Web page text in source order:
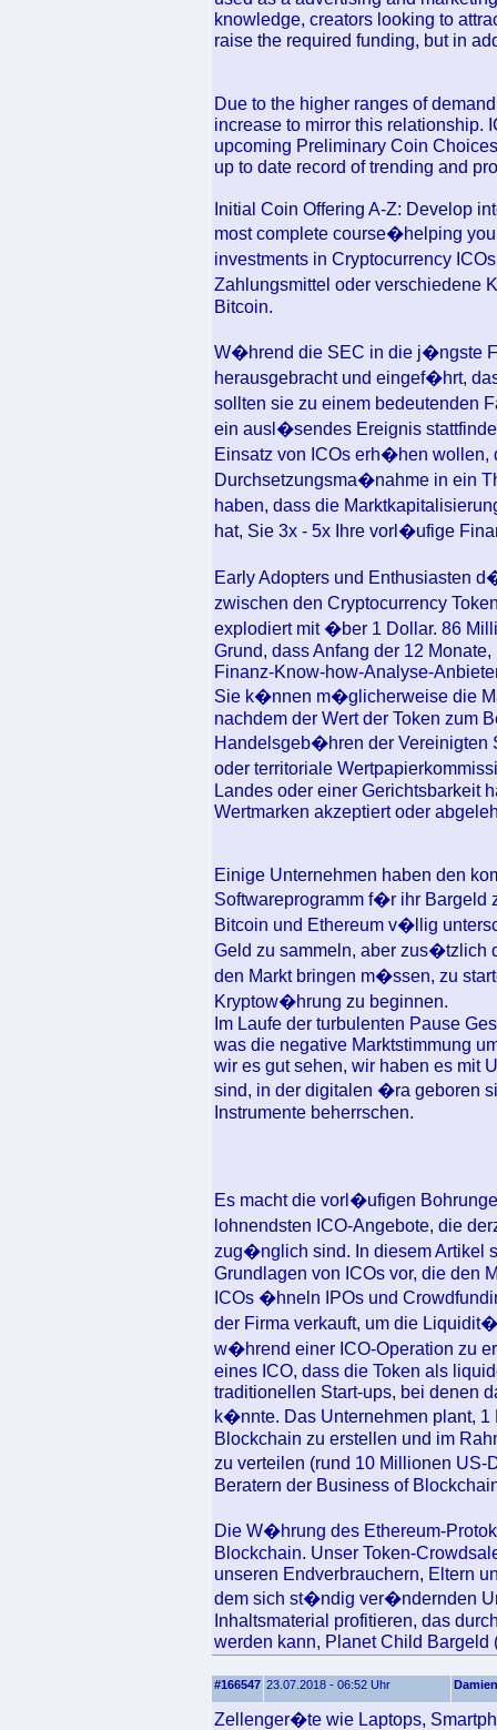
knowledge, creators looking to
raise the required funding, but in
Due to the higher ranges of
increase to mirror this relationship.
upcoming Preliminary Coin
up to date record of trending and
Initial Coin Offering A-Z: Develop
most complete course�helping
investments in Cryptocurrency
Zahlungsmittel oder verschiedene
Bitcoin.
W�hrend die SEC in die j�ngste
herausgebracht und eingef�hrt,
sollten sie zu einem bedeutenden
ein ausl�sendes Ereignis
Einsatz von ICOs erh�hen wollen,
Durchsetzungsma�nahme in ein
haben, dass die
hat, Sie 3x - 5x Ihre vorl�ufige
Early Adopters und Enthusiasten
zwischen den Cryptocurrency
explodiert mit �ber 1 Dollar. 86
Grund, dass Anfang der 12
Finanz-Know-how-Analyse-
Sie k�nnen m�glicherweise die
nachdem der Wert der Token zum
Handelsgeb�hren der Vereinigten
oder territoriale
Landes oder einer Gerichtsbarkeit
Wertmarken akzeptiert oder
Einige Unternehmen haben den
Softwareprogramm f�r ihr Bargeld
Bitcoin und Ethereum v�llig
Geld zu sammeln, aber zus�tzlich
den Markt bringen m�ssen, zu
Kryptow�hrung zu beginnen.
Im Laufe der turbulenten Pause
was die negative Marktstimmung
wir es gut sehen, wir haben es mit
sind, in der digitalen �ra geboren
Instrumente beherrschen.
Es macht die vorl�ufigen
lohnendsten ICO-Angebote, die
zug�nglich sind. In diesem
Grundlagen von ICOs vor, die den
ICOs �hneln IPOs und
der Firma verkauft, um die
w�hrend einer ICO-Operation zu
eines ICO, dass die Token als
traditionellen Start-ups, bei denen
k�nnte. Das Unternehmen plant, 1
Blockchain zu erstellen und im
zu verteilen (rund 10 Millionen
Beratern der Business of
Die W�hrung des Ethereum-
Blockchain. Unser Token-
unseren Endverbrauchern, Eltern
dem sich st�ndig ver�ndernden
Inhaltsmaterial profitieren, das
werden kann, Planet Child Bargeld
#166547 23.07.2018 - 06:52 Uhr Damien
Zellenger�te wie Laptops,